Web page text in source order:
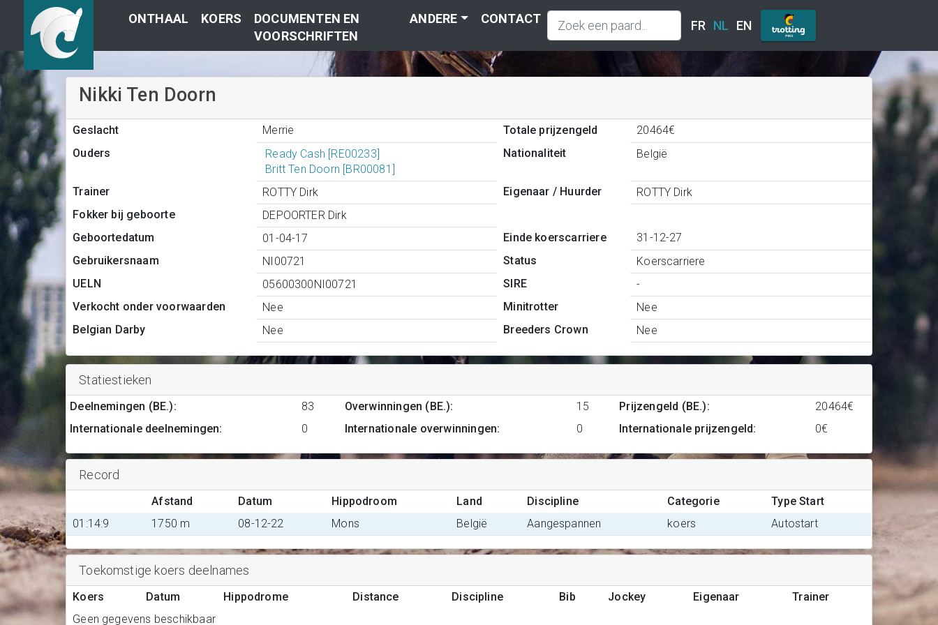
ONTHAAL KOERS
DOCUMENTEN EN
VOORSCHRIFTEN
ANDERE CONTACT FR NL EN
Nikki Ten Doorn
Geslacht Merrie Totale prijzengeld
20464€
Ouders
Ready Cash [RE00233]
Britt Ten Doorn [BR00081]
Nationaliteit België
Trainer ROTTY Dirk Eigenaar / Huurder
ROTTY Dirk
Fokker bij geboorte
DEPOORTER Dirk
Geboortedatum
01-04-17 Einde koerscarriere
31-12-27
Gebruikersnaam
NI00721 Status
Koerscarriere
UELN
05600300NI00721 SIRE
-
Verkocht onder voorwaarden
Nee Minitrotter
Nee
Belgian Darby
Nee Breeders Crown Nee
Statiestieken
Deelnemingen (BE.):
83
Internationale deelnemingen: 0
Overwinningen (BE.):
15
Internationale overwinningen: 0
Prijzengeld (BE.):
20464€
Internationale prijzengeld: 0€
Record
Afstand Datum Hippodroom Land Discipline Categorie
Type Start
01:14:9
1750 m 08-12-22 Mons België Aangespannen koers Autostart
Toekomstige koers deelnames
Koers Datum Hippodrome Distance Discipline Bib Jockey Eigenaar
Trainer
Geen gegevens beschikbaar